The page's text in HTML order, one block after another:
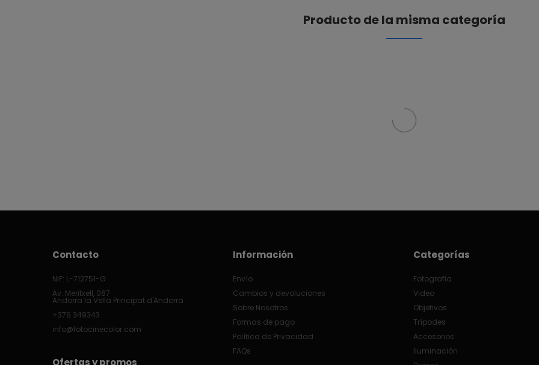
Producto de la misma categoría
Contacto
NIF: L-712751-G
Av. Meritxell, 067
Andorra la Vella Principat d'Andorra
+376 349343
info@fotocinecolor.com
Ofertas y promos
Información
Envío
Cambios y devoluciones
Sobre Nosotros
Formas de pago
Política de Privacidad
FAQs
Categorías
Fotografia
Video
Objetivos
Trípodes
Accesorios
Iluminación